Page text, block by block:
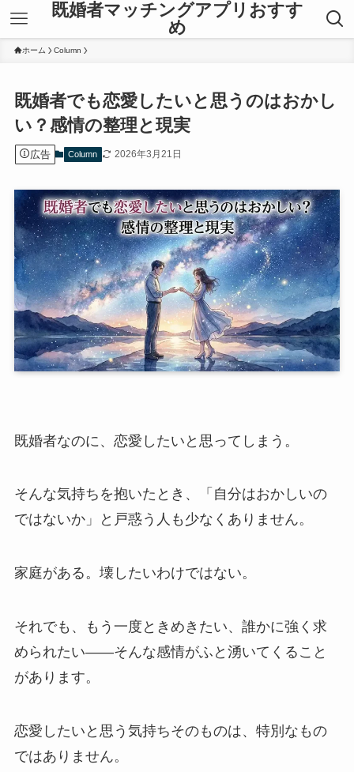
既婚者マッチングアプリおすす
め
ホーム Column
既婚者でも恋愛したいと思うのはおかし
い？感情の整理と現実
広告 Column 2026年3月21日
既婚者なのに、恋愛したいと思ってしまう。
そんな気持ちを抱いたとき、「自分はおかしいの
ではないか」と戸惑う人も少なくありません。
家庭がある。壊したいわけではない。
それでも、もう一度ときめきたい、誰かに強く求
められたい――そんな感情がふと湧いてくること
があります。
恋愛したいと思う気持ちそのものは、特別なもの
ではありません。